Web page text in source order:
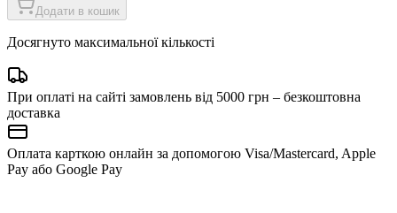
Додати в кошик
Досягнуто максимальної кількості
При оплаті на сайті замовлень від 5000 грн – безкоштовна
доставка
Оплата карткою онлайн за допомогою Visa/Mastercard, Apple
Pay або Google Pay